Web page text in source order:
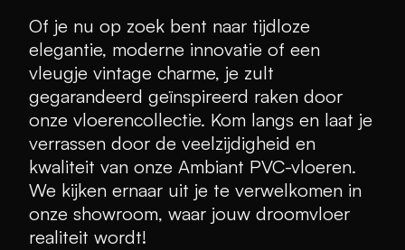
Of je nu op zoek bent naar tijdloze
elegantie, moderne innovatie of een
vleugje vintage charme, je zult
gegarandeerd geïnspireerd raken door
onze vloerencollectie. Kom langs en laat je
verrassen door de veelzijdigheid en
kwaliteit van onze Ambiant PVC-vloeren.
We kijken ernaar uit je te verwelkomen in
onze showroom, waar jouw droomvloer
realiteit wordt!